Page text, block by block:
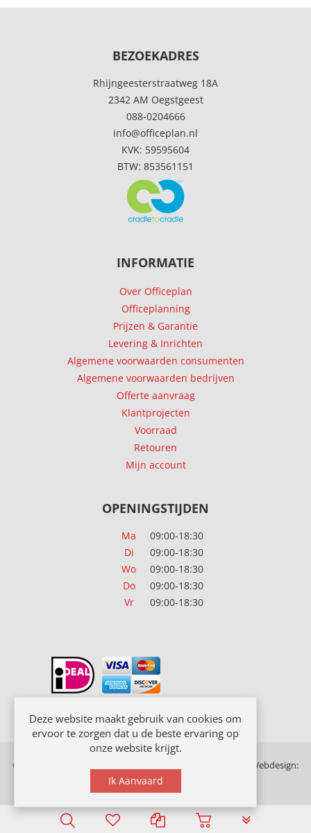
BEZOEKADRES
Rhijngeesterstraatweg 18A
2342 AM Oegstgeest
088-0204666
info@officeplan.nl
KVK: 59595604
BTW: 853561151
INFORMATIE
Over Officeplan
Officeplanning
Prijzen & Garantie
Levering & Inrichten
Algemene voorwaarden consumenten
Algemene voorwaarden bedrijven
Offerte aanvraag
Klantprojecten
Voorraad
Retouren
Mijn account
OPENINGSTIJDEN
Ma
09:00-18:30
Di
09:00-18:30
Wo
09:00-18:30
Do
09:00-18:30
Vr
09:00-18:30
© Copyright 2018 Officeplan. Alle rechten voorbehouden. Webdesign:
Rex Media
Deze website maakt gebruik van cookies om
ervoor te zorgen dat u de beste ervaring op
onze website krijgt.
Ik Aanvaard